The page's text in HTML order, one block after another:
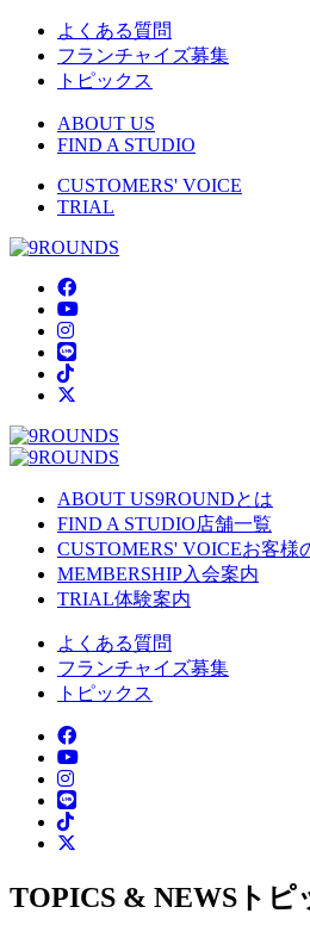
よくある質問
フランチャイズ募集
トピックス
ABOUT US
FIND A STUDIO
CUSTOMERS' VOICE
TRIAL
ABOUT US9ROUNDとは
FIND A STUDIO店舗一覧
CUSTOMERS' VOICEお客様
MEMBERSHIP入会案内
TRIAL体験案内
よくある質問
フランチャイズ募集
トピックス
TOPICS & NEWS ト